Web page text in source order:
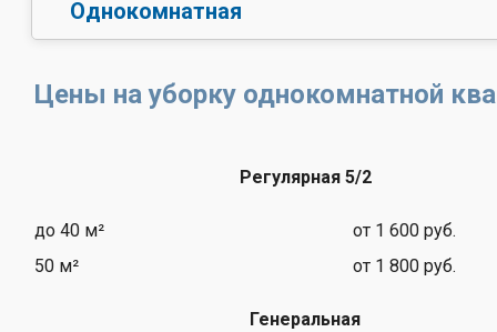
Однокомнатная
Цены на уборку однокомнатной
Регулярная 5/2
до 40 м²
от 1 600 руб.
50 м²
от 1 800 руб.
Генеральная